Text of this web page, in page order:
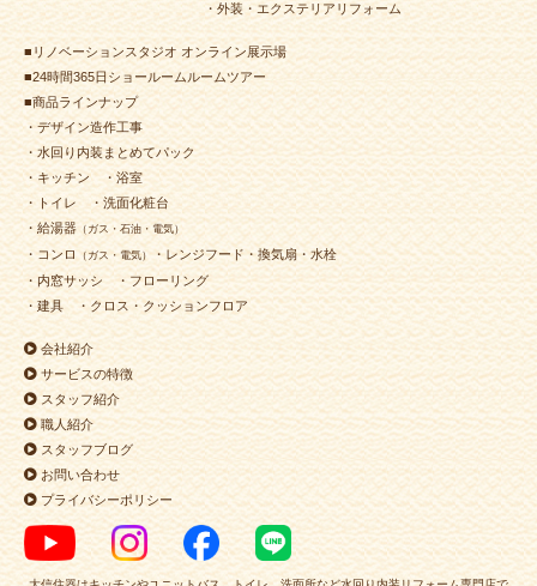
・外装・エクステリアリフォーム
■リノベーションスタジオ オンライン展示場
■24時間365日ショールームルームツアー
■商品ラインナップ
・デザイン造作工事
・水回り内装まとめてパック
・キッチン
・浴室
・トイレ
・洗面化粧台
・給湯器 （ガス・石油・電気）
・コンロ （ガス・電気）・レンジフード・換気扇・水栓
・内窓サッシ
・フローリング
・建具
・クロス・クッションフロア
会社紹介
サービスの特徴
スタッフ紹介
職人紹介
スタッフブログ
お問い合わせ
プライバシーポリシー